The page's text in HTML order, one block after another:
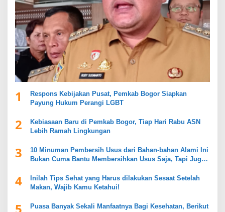
1
Respons Kebijakan Pusat, Pemkab Bogor Siapkan
Payung Hukum Perangi LGBT
2
Kebiasaan Baru di Pemkab Bogor, Tiap Hari Rabu ASN
Lebih Ramah Lingkungan
3
10 Minuman Pembersih Usus dari Bahan-bahan Alami Ini
Bukan Cuma Bantu Membersihkan Usus Saja, Tapi Juga
4
Inilah Tips Sehat yang Harus dilakukan Sesaat Setelah
Makan, Wajib Kamu Ketahui!
Puasa Banyak Sekali Manfaatnya Bagi Kesehatan, Berikut